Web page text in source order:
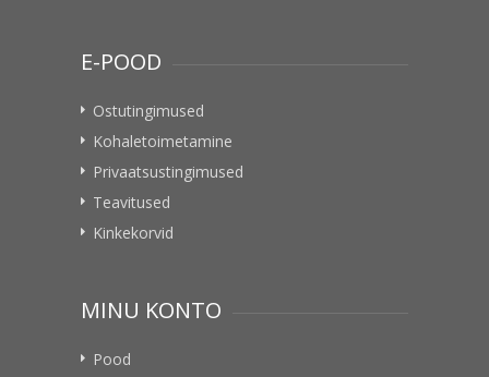
E-POOD
Ostutingimused
Kohaletoimetamine
Privaatsustingimused
Teavitused
Kinkekorvid
MINU KONTO
Pood